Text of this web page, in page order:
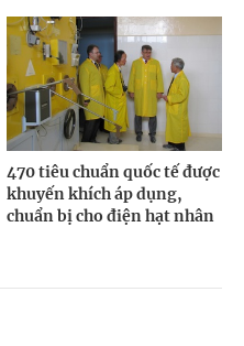
470 tiêu chuẩn quốc tế được
khuyến khích áp dụng,
chuẩn bị cho điện hạt nhân